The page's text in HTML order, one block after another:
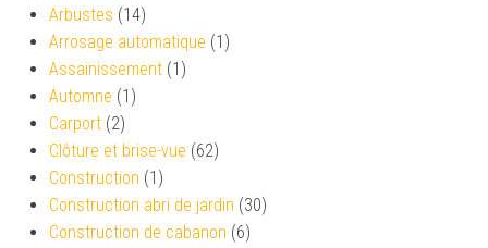
Arbustes (14)
Arrosage automatique (1)
Assainissement (1)
Automne (1)
Carport (2)
Clôture et brise-vue (62)
Construction (1)
Construction abri de jardin (30)
Construction de cabanon (6)